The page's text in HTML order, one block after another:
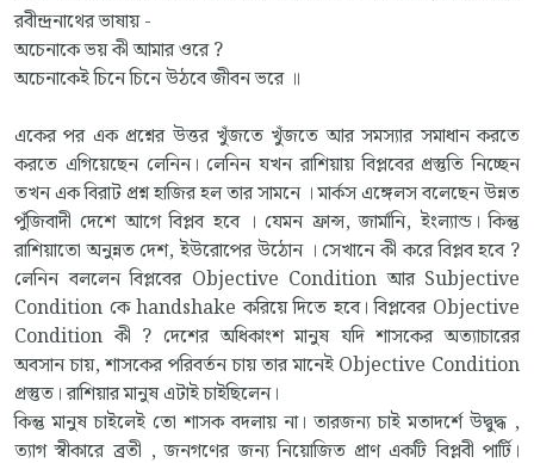
রবীন্দ্রনাথের ভাষায় -
অচেনাকে ভয় কী আমার ওরে ?
অচেনাকেই চিনে চিনে উঠবে জীবন ভরে ॥
একের পর এক প্রশ্নের উত্তর খুঁজতে খুঁজতে আর সমস্যার সমাধান করতে
করতে এগিয়েছেন লেনিন। লেনিন যখন রাশিয়ায় বিপ্লবের প্রস্তুতি নিচ্ছেন
তখন এক বিরাট প্রশ্ন হাজির হল তার সামনে । মার্কস এঙ্গেলস বলেছেন উন্নত
পুঁজিবাদী দেশে আগে বিপ্লব হবে । যেমন ফ্রান্স, জার্মানি, ইংল্যান্ড। কিন্তু
রাশিয়াতো অনুন্নত দেশ, ইউরোপের উঠোন । সেখানে কী করে বিপ্লব হবে ?
লেনিন বললেন বিপ্লবের Objective Condition আর Subjective
Condition কে handshake করিয়ে দিতে হবে। বিপ্লবের Objective
Condition কী ? দেশের অধিকাংশ মানুষ যদি শাসকের অত্যাচারের
অবসান চায়, শাসকের পরিবর্তন চায় তার মানেই Objective Condition
প্রস্তুত। রাশিয়ার মানুষ এটাই চাইছিলেন।
কিন্তু মানুষ চাইলেই তো শাসক বদলায় না। তারজন্য চাই মতাদর্শে উদ্বুদ্ধ ,
ত্যাগ স্বীকারে ব্রতী , জনগণের জন্য নিয়োজিত প্রাণ একটি বিপ্লবী পার্টি।